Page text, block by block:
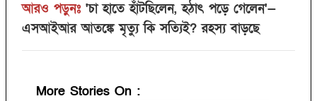
আরও পড়ুনঃ 'চা হাতে হাঁটছিলেন, হঠাৎ পড়ে গেলেন'—
এসআইআর আতঙ্কে মৃত্যু কি সত্যিই? রহস্য বাড়ছে
More Stories On :